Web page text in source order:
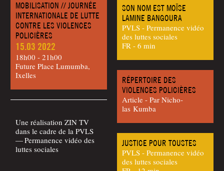
MOBILISATION // JOURNÉE
INTERNATIONALE DE LUTTE
CONTRE LES VIOLENCES
POLICIÈRES
15.03 2022
18h00 - 21h00
Future Place Lumumba,
Ixelles
Une réa­li­sa­tion ZIN TV
dans le cadre de la PVLS
— Per­ma­nence vidéo des
luttes sociales
SON NOM EST MOÏSE
LAMINE BANGOURA
PVLS - Permanence vidéo
des luttes sociales
FR - 6 min
RÉPERTOIRE DES
VIOLENCES POLICIÈRES
Article - Par Nicho­
las Kumba
JUSTICE POUR TOUSTES
PVLS - Permanence vidéo
des luttes sociales